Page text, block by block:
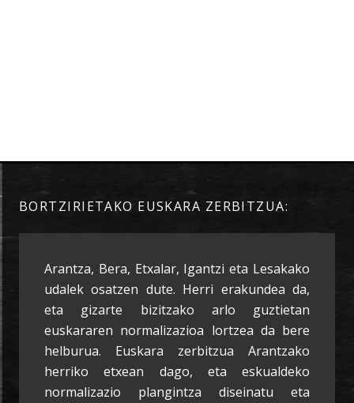
BORTZIRIETAKO EUSKARA ZERBITZUA:
Arantza, Bera, Etxalar, Igantzi eta Lesakako
udalek osatzen dute. Herri erakundea da,
eta gizarte bizitzako arlo guztietan
euskararen normalizazioa lortzea da bere
helburua. Euskara zerbitzua Arantzako
herriko etxean dago, eta eskualdeko
normalizazio plangintza diseinatu eta